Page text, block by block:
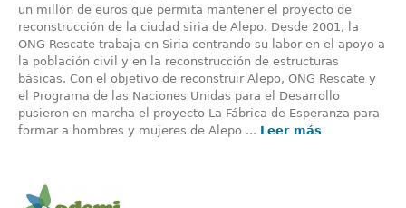
un millón de euros que permita mantener el proyecto de
reconstrucción de la ciudad siria de Alepo. Desde 2001, la
ONG Rescate trabaja en Siria centrando su labor en el apoyo a
la población civil y en la reconstrucción de estructuras
básicas. Con el objetivo de reconstruir Alepo, ONG Rescate y
el Programa de las Naciones Unidas para el Desarrollo
pusieron en marcha el proyecto La Fábrica de Esperanza para
formar a hombres y mujeres de Alepo ... Leer más